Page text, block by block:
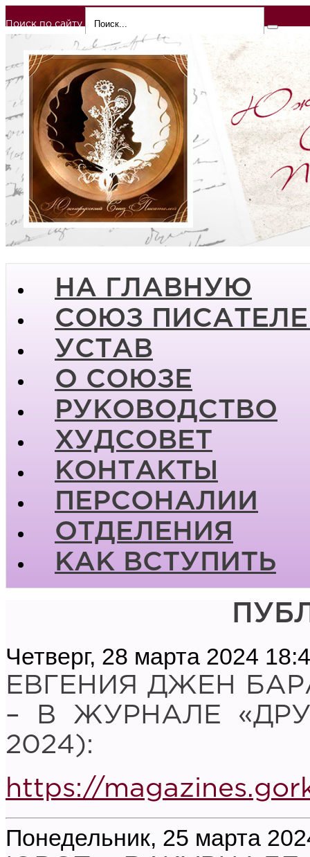
Поиск по сайту
НА ГЛАВНУЮ
СОЮЗ
УСТАВ
О СОЮЗЕ
РУКОВОДСТВО
ХУДСОВЕТ
КОНТАКТЫ
ПЕРСОНАЛИИ
ОТДЕЛЕНИЯ
КАК ВСТУПИТЬ
Четверг, 28 марта 2024
ЕВГЕНИЯ ДЖЕН
– В ЖУРНАЛЕ
2024):
https://
Понедельник, 25 марта